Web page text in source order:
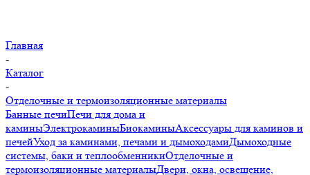
Главная
-
Каталог
-
Отделочные и термоизоляционные материалы
Банные печиПечи для дома и
каминыЭлектрокаминыБиокаминыАксессуары для каминов и
печейУход за каминами, печами и дымоходамиДымоходные
системы, баки и теплообменникиОтделочные и
термоизоляционные материалыДвери, окна, освещение,